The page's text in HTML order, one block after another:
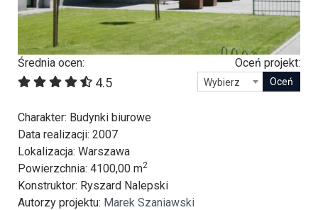
Średnia ocen:
4.5
Oceń projekt:
Wybierz
Charakter: Budynki biurowe
Data realizacji: 2007
Lokalizacja: Warszawa
Powierzchnia: 4100,00 m2
Konstruktor: Ryszard Nalepski
Autorzy projektu: Marek Szaniawski